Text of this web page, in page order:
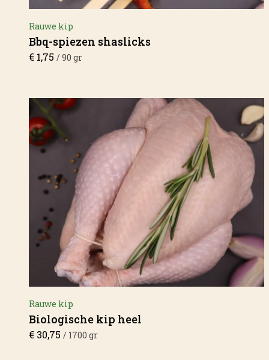
Rauwe kip
Bbq-spiezen shaslicks
€ 1,75 / 90 gr
Rauwe kip
Biologische kip heel
€ 30,75 / 1700 gr